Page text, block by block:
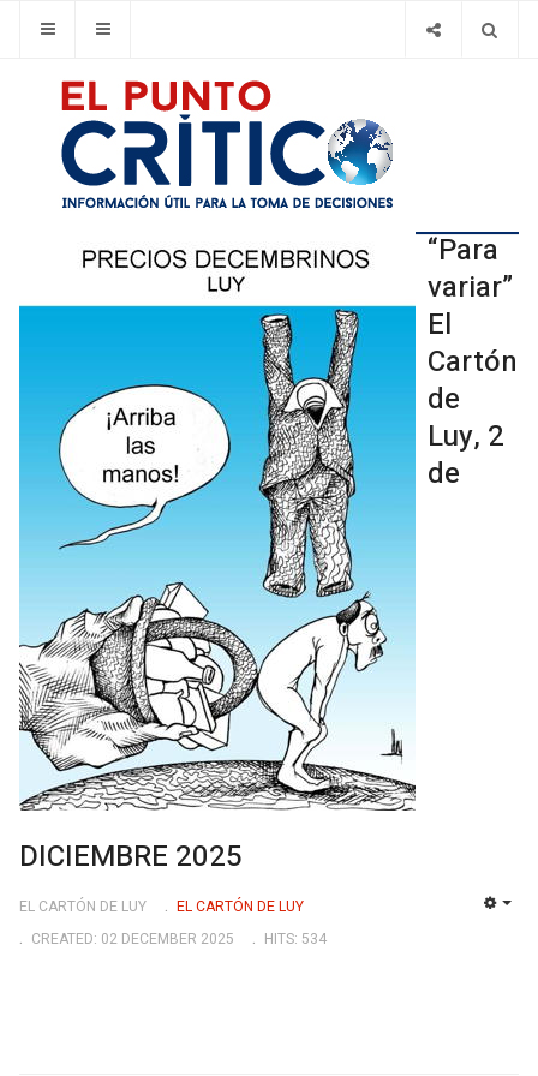
“Para
variar”
El
Cartón
de
Luy, 2
de
DICIEMBRE 2025
EL CARTÓN DE LUY
EL CARTÓN DE LUY
CREATED: 02 DECEMBER 2025
HITS: 534